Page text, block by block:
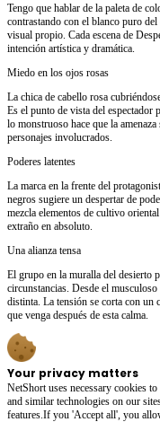
Tengo que hablar de la paleta de
contrastando con el blanco puro
visual propio. Cada escena de
intención artística y dramática.
Miedo en los ojos rosas
La chica de cabello rosa
Es el punto de vista del espectador
lo monstruoso hace que la
personajes involucrados.
Poderes latentes
La marca en la frente del
negros sugiere un despertar de
mezcla elementos de cultivo
extraño en absoluto.
Una alianza tensa
El grupo en la muralla del desierto
circunstancias. Desde el
distinta. La tensión se corta con un
que venga después de esta calma.
Your privacy matters
NetShort uses necessary cookies
and similar technologies on our
features.If you 'Accept all', you